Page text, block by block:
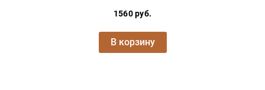
1560 руб.
В корзину